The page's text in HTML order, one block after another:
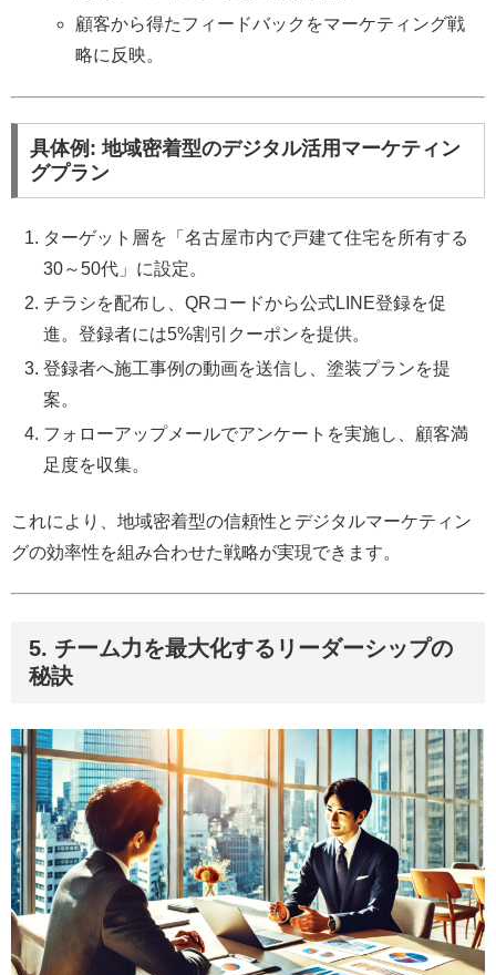
顧客から得たフィードバックをマーケティング戦
略に反映。
具体例: 地域密着型のデジタル活用マーケティン
グプラン
ターゲット層を「名古屋市内で戸建て住宅を所有する
30～50代」に設定。
チラシを配布し、QRコードから公式LINE登録を促
進。登録者には5%割引クーポンを提供。
登録者へ施工事例の動画を送信し、塗装プランを提
案。
フォローアップメールでアンケートを実施し、顧客満
足度を収集。
これにより、地域密着型の信頼性とデジタルマーケティン
グの効率性を組み合わせた戦略が実現できます。
5. チーム力を最大化するリーダーシップの
秘訣